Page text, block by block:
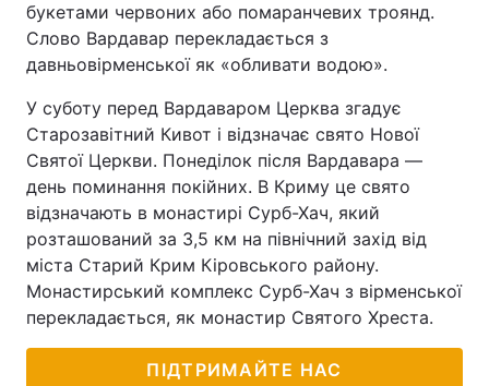
Тема оформлення
букетами червоних або помаранчевих троянд.
Слово Вардавар перекладається з
давньовірменської як «обливати водою».
У суботу перед Вардаваром Церква згадує
Старозавітний Кивот і відзначає свято Нової
Святої Церкви. Понеділок після Вардавара —
день поминання покійних. В Криму це свято
відзначають в монастирі Сурб-Хач, який
розташований за 3,5 км на північний захід від
міста Старий Крим Кіровського району.
Монастирський комплекс Сурб-Хач з вірменської
перекладається, як монастир Святого Хреста.
ПІДТРИМАЙТЕ НАС